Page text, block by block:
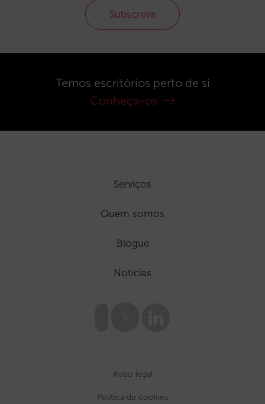
Subscreva
Temos escritórios perto de si
Conheça-os
Serviços
Quem somos
Blogue
Notícias
Aviso legal
Política de cookies